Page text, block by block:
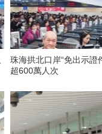
珠海拱北口岸“免出示證
超600萬人次